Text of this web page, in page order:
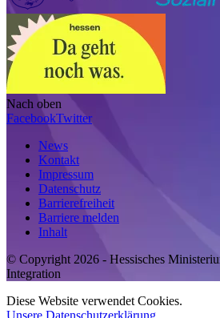
Nach oben
FacebookTwitter
News
Kontakt
Impressum
Datenschutz
Barrierefreiheit
Barriere melden
Inhalt
© Copyright 2026 - Hessisches
Integration
Diese Website verwendet Cookies.